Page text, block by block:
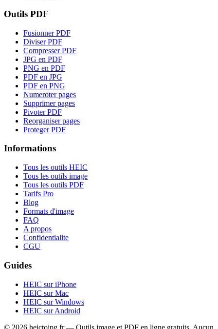
Outils PDF
Fusionner PDF
Diviser PDF
Compresser PDF
JPG en PDF
PNG en PDF
PDF en JPG
PDF en PNG
Numeroter pages
Supprimer pages
Pivoter PDF
Reorganiser pages
Proteger PDF
Informations
Tous les outils HEIC
Tous les outils image
Tous les outils PDF
Tarifs Pro
Blog
Formats d'image
FAQ
A propos
Confidentialite
CGU
Guides
HEIC sur iPhone
HEIC sur Mac
HEIC sur Windows
HEIC sur Android
© 2026 heictojpg.fr — Outils image et PDF en ligne gratuits. Aucun